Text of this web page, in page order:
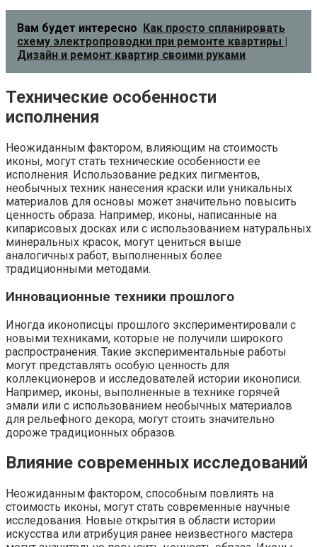
Вам будет интересно
Как просто спланировать
схему электропроводки при ремонте квартиры |
Дизайн и ремонт квартир своими руками
Технические особенности
исполнения
Неожиданным фактором, влияющим на стоимость
иконы, могут стать технические особенности ее
исполнения. Использование редких пигментов,
необычных техник нанесения краски или уникальных
материалов для основы может значительно повысить
ценность образа. Например, иконы, написанные на
кипарисовых досках или с использованием натуральных
минеральных красок, могут цениться выше
аналогичных работ, выполненных более
традиционными методами.
Инновационные техники прошлого
Иногда иконописцы прошлого экспериментировали с
новыми техниками, которые не получили широкого
распространения. Такие экспериментальные работы
могут представлять особую ценность для
коллекционеров и исследователей истории иконописи.
Например, иконы, выполненные в технике горячей
эмали или с использованием необычных материалов
для рельефного декора, могут стоить значительно
дороже традиционных образов.
Влияние современных исследований
Неожиданным фактором, способным повлиять на
стоимость иконы, могут стать современные научные
исследования. Новые открытия в области истории
искусства или атрибуция ранее неизвестного мастера